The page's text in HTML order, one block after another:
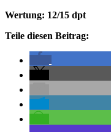
Wertung: 12/15 dpt
Teile diesen Beitrag: